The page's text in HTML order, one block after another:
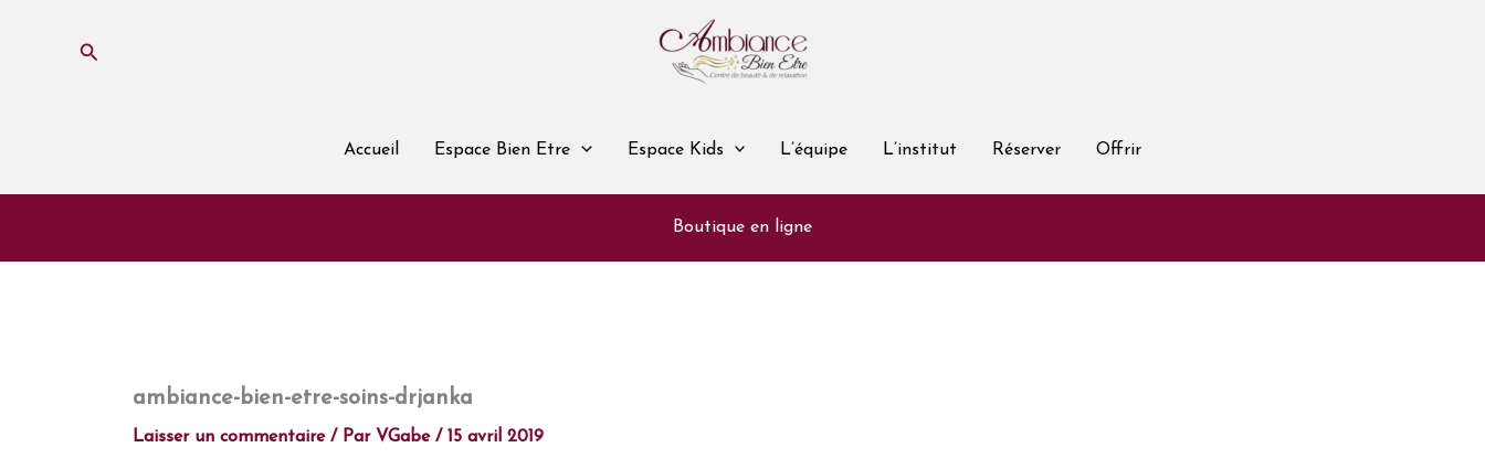
Rechercher
Accueil Espace Bien Etre Espace Kids L’équipe L’institut Réserver Offrir
Boutique en ligne
ambiance-bien-etre-soins-drjanka
Laisser un commentaire / Par VGabe / 15 avril 2019